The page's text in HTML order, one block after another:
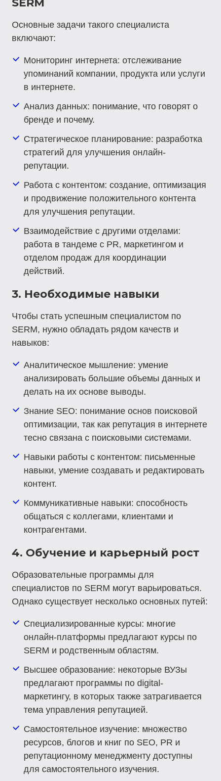
SERM
Основные задачи такого специалиста
включают:
Мониторинг интернета: отслеживание
упоминаний компании, продукта или услуги
в интернете.
Анализ данных: понимание, что говорят о
бренде и почему.
Стратегическое планирование: разработка
стратегий для улучшения онлайн-
репутации.
Работа с контентом: создание, оптимизация
и продвижение положительного контента
для улучшения репутации.
Взаимодействие с другими отделами:
работа в тандеме с PR, маркетингом и
отделом продаж для координации
действий.
3. Необходимые навыки
Чтобы стать успешным специалистом по
SERM, нужно обладать рядом качеств и
навыков:
Аналитическое мышление: умение
анализировать большие объемы данных и
делать на их основе выводы.
Знание SEO: понимание основ поисковой
оптимизации, так как репутация в интернете
тесно связана с поисковыми системами.
Навыки работы с контентом: письменные
навыки, умение создавать и редактировать
контент.
Коммуникативные навыки: способность
общаться с коллегами, клиентами и
контрагентами.
4. Обучение и карьерный рост
Образовательные программы для
специалистов по SERM могут варьироваться.
Однако существует несколько основных путей:
Специализированные курсы: многие
онлайн-платформы предлагают курсы по
SERM и родственным областям.
Высшее образование: некоторые ВУЗы
предлагают программы по digital-
маркетингу, в которых также затрагивается
тема управления репутацией.
Самостоятельное изучение: множество
ресурсов, блогов и книг по SEO, PR и
репутационному менеджменту доступны
для самостоятельного изучения.